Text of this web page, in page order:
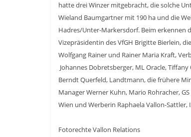
hatte drei Winzer mitgebracht, die solche
Wieland Baumgartner mit 190 ha und die
Hadres/Unter-Markersdorf. Beim erkennen
Vizepräsidentin des VfGH Brigitte Bierlein,
Wolfgang Rainer und Rainer Maria Kraft,
Johannes Dobretsberger, ML Oracle,
Berndt Querfeld, Landtmann, die frühere
Manager Werner Kuhn, Mario Rohracher,
Wien und Werberin Raphaela Vallon-Sattler,
Fotorechte Vallon Relations